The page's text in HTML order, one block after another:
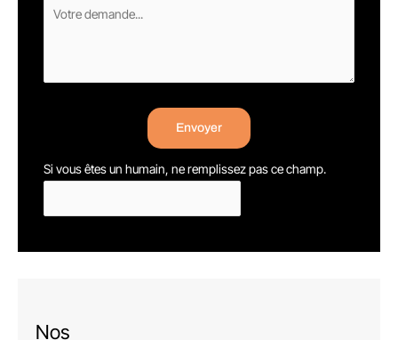
Envoyer
Si vous êtes un humain, ne remplissez pas ce champ.
Nos